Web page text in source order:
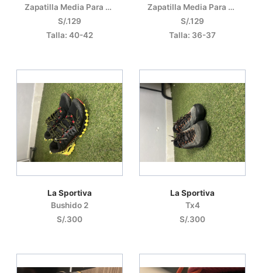
Zapatilla Media Para Entrenamiento Y Descanso
S/.129
Talla: 40-42
Zapatilla Media Para Entrenamiento Y Recuperación
S/.129
Talla: 36-37
La Sportiva
Bushido 2
S/.300
La Sportiva
Tx4
S/.300